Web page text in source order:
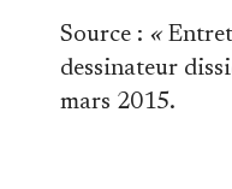
Source : «
dessinateur
mars 2015.